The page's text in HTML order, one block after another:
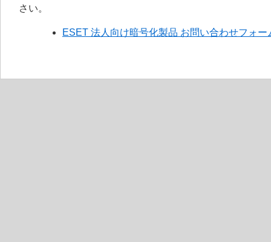
さい。
ESET 法人向け暗号化製品 お問い合わせフォー